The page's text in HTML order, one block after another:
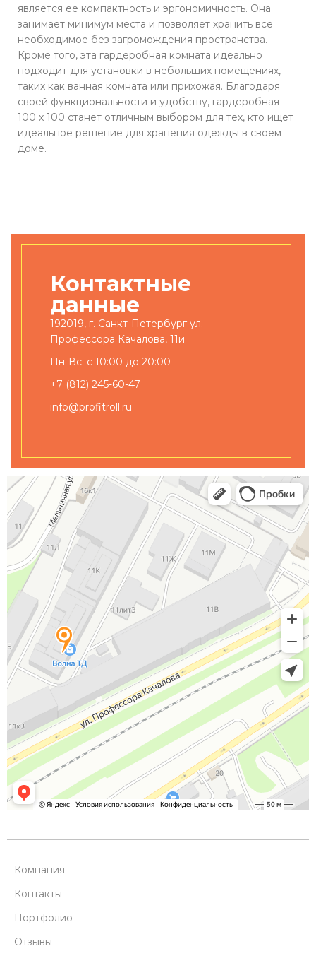
является ее компактность и эргономичность. Она
занимает минимум места и позволяет хранить все
необходимое без загромождения пространства.
Кроме того, эта гардеробная комната идеально
подходит для установки в небольших помещениях,
таких как ванная комната или прихожая. Благодаря
своей функциональности и удобству, гардеробная
100 x 100 станет отличным выбором для тех, кто ищет
идеальное решение для хранения одежды в своем
доме.
Контактные
данные
192019, г. Санкт-Петербург ул.
Профессора Качалова, 11и
Пн-Вс: с 10:00 до 20:00
+7 (812) 245-60-47
info@profitroll.ru
Компания
Контакты
Портфолио
Отзывы